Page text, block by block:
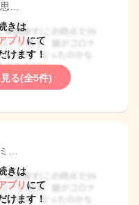
…
きは
プリ にて
けます！
る(全5件)
…
きは
プリ にて
けます！